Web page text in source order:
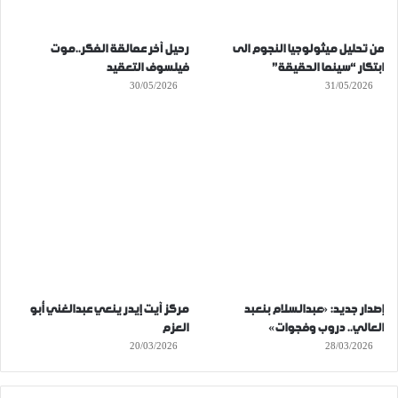
من تحليل ميثولوجيا النجوم الى
ابتكار “سينما الحقيقة”
31/05/2026
رحيل آخر عمالقة الفكر..موت
فيلسوف التعقيد
30/05/2026
إصدار جديد: «عبدالسلام بنعبد
العالي.. دروب وفجوات»
28/03/2026
مركز آيت إيدر ينعي عبدالغني أبو
العزم
20/03/2026